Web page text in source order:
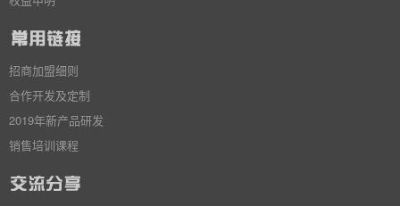
招商加盟细则
合作开发及定制
2019年新产品研发
销售培训课程